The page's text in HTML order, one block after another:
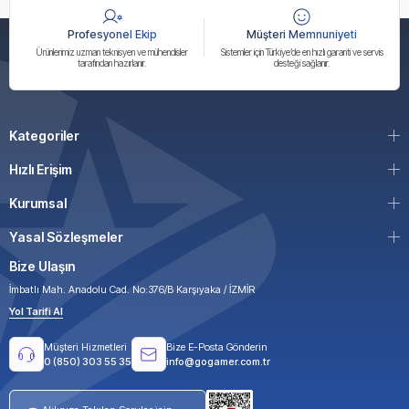
Profesyonel Ekip
Ürünlerimiz uzman teknisyen ve mühendisler
tarafından hazırlanır.
Müşteri Memnuniyeti
Sistemler için Türkiye’de en hızlı garanti ve servis
desteği sağlanır.
Kategoriler
Hızlı Erişim
Kurumsal
Yasal Sözleşmeler
Bize Ulaşın
İmbatlı Mah. Anadolu Cad. No:376/B Karşıyaka / İZMİR
Yol Tarifi Al
Müşteri Hizmetleri
0 (850) 303 55 35
Bize E-Posta Gönderin
info@gogamer.com.tr